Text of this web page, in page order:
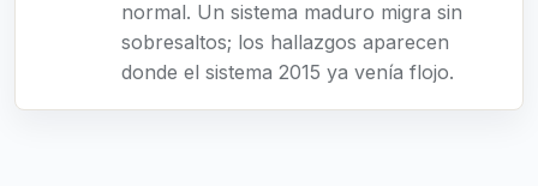
normal. Un sistema maduro migra sin
sobresaltos; los hallazgos aparecen
donde el sistema 2015 ya venía flojo.